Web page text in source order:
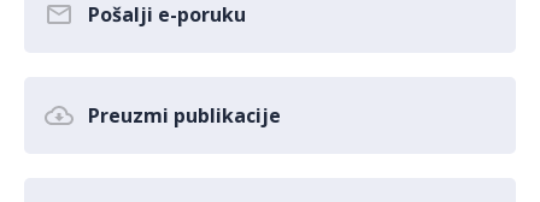
Pošalji e-poruku
Preuzmi publikacije